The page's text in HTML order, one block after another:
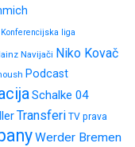
Konferencijska liga
Navijači Niko Kovač
Podcast
Schalke 04
Transferi TV prava
Werder Bremen